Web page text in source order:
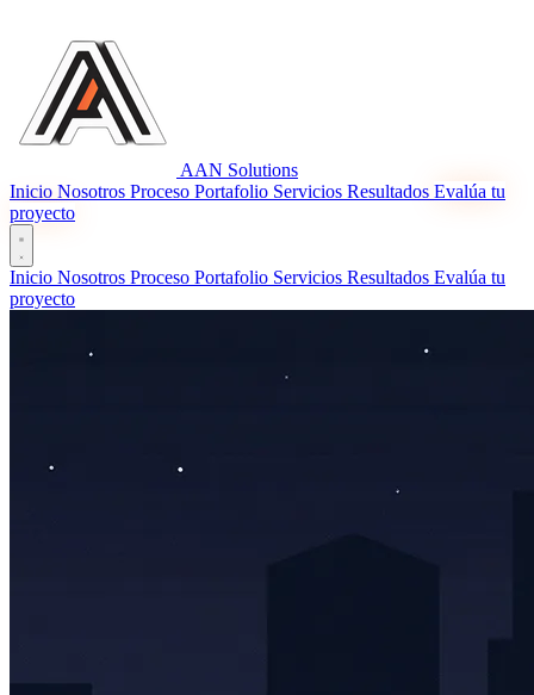
AAN Solutions
Inicio Nosotros Proceso Portafolio Servicios Resultados Evalúa tu
proyecto
Inicio Nosotros Proceso Portafolio Servicios Resultados Evalúa tu
proyecto